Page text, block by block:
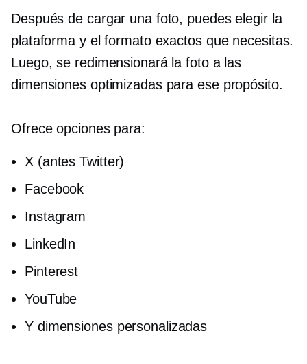
Después de cargar una foto, puedes elegir la
plataforma y el formato exactos que necesitas.
Luego, se redimensionará la foto a las
dimensiones optimizadas para ese propósito.
Ofrece opciones para:
X (antes Twitter)
Facebook
Instagram
LinkedIn
Pinterest
YouTube
Y dimensiones personalizadas